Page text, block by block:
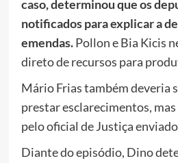
caso, determinou que os
notificados para explicar a
emendas.Pollon e Bia Kicis
direto de recursos para
Mário Frias também deveria
prestar esclarecimentos,
pelo oficial de Justiça
Diante do episódio, Dino